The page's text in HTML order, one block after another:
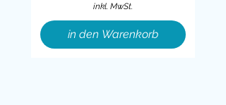
inkl. MwSt.
in den Warenkorb